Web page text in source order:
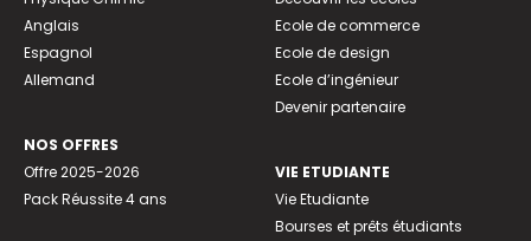
Anglais
Espagnol
Allemand
NOS OFFRES
Offre 2025-2026
Pack Réussite 4 ans
Ecole de commerce
Ecole de design
Ecole d’ingénieur
Devenir partenaire
VIE ETUDIANTE
Vie Etudiante
Bourses et prêts étudiants